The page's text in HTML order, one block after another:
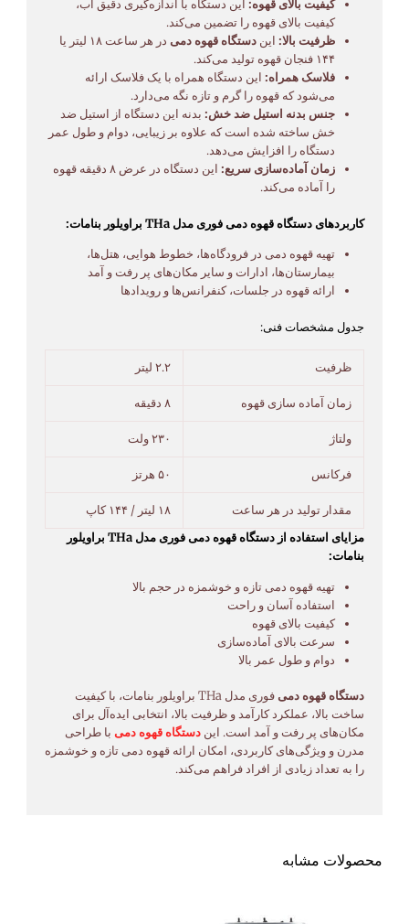
کیفیت بالای قهوه: این دستگاه با اندازه‌گیری دقیق آب،
کیفیت بالای قهوه را تضمین می‌کند.
ظرفیت بالا: ایندستگاه قهوه دمی
در هر ساعت ۱۸ لیتر یا
۱۴۴ فنجان قهوه تولید می‌کند.
فلاسک همراه: این دستگاه همراه با یک فلاسک ارائه
می‌شود که قهوه را گرم و تازه نگه می‌دارد.
جنس بدنه استیل ضد خش: بدنه این دستگاه از استیل ضد
خش ساخته شده است که علاوه بر زیبایی، دوام و طول عمر
دستگاه را افزایش می‌دهد.
زمان آماده‌سازی سریع:
این دستگاه در عرض ۸ دقیقه قهوه
را آماده می‌کند.
کاربردهای دستگاه قهوه دمی فوری مدل THa براویلور بنامات:
تهیه قهوه دمی در فرودگاه‌ها، خطوط هوایی، هتل‌ها،
بیمارستان‌ها، ادارات و سایر مکان‌های پر رفت و آمد
ارائه قهوه در جلسات، کنفرانس‌ها و رویدادها
جدول مشخصات فنی:
ظرفیت ۲.۲ لیتر
زمان آماده سازی قهوه ۸ دقیقه
ولتاژ ۲۳۰ ولت
فرکانس ۵۰ هرتز
مقدار تولید در هر ساعت
۱۸ لیتر / ۱۴۴ کاپ
مزایای استفاده از دستگاه قهوه دمی فوری مدل THa براویلور
بنامات:
تهیه قهوه دمی تازه و خوشمزه در حجم بالا
استفاده آسان و راحت
کیفیت بالای قهوه
سرعت بالای آماده‌سازی
دوام و طول عمر بالا
دستگاه قهوه دمی
فوری مدل THa براویلور بنامات، با کیفیت
ساخت بالا، عملکرد کارآمد و ظرفیت بالا، انتخابی ایده‌آل برای
مکان‌های پر رفت و آمد است. این دستگاه قهوه دمیبا طراحی
مدرن و ویژگی‌های کاربردی، امکان ارائه قهوه دمی تازه و خوشمزه
را به تعداد زیادی از افراد فراهم می‌کند.
محصولات مشابه